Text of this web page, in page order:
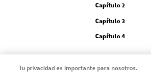
Capítulo 2
Capítulo 3
Capítulo 4
ARTÍCULOS
Tu privacidad es importante para nosotros.